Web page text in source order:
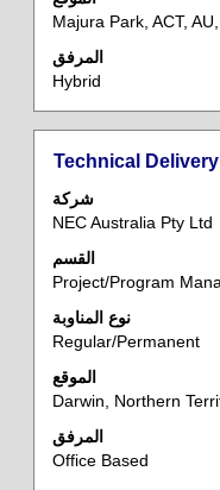
Majura Park, ACT,
المرفق
Hybrid
المسمى
Technical
شركة
NEC Australia Pty Ltd
القسم
Project/Program
نوع المناوبة
Regular/Permanent
الموقع
Darwin, Northern
المرفق
Office Based
حدد
مفتاح
لعرض
محتويات
معلومات
الوظيفة